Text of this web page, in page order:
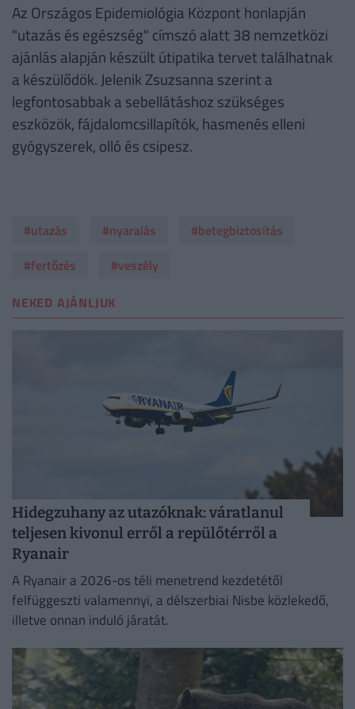
Az Országos Epidemiológia Központ honlapján
"utazás és egészség" címszó alatt 38 nemzetközi
ajánlás alapján készült útipatika tervet találhatnak
a készülődök. Jelenik Zsuzsanna szerint a
legfontosabbak a sebellátáshoz szükséges
eszközök, fájdalomcsillapítók, hasmenés elleni
gyógyszerek, olló és csipesz.
#utazás #nyaralás
#betegbiztosítás
#fertőzés
#veszély
NEKED AJÁNLJUK
Hidegzuhany az utazóknak: váratlanul
teljesen kivonul erről a repülőtérről a
Ryanair
A Ryanair a 2026-os téli menetrend kezdetétől
felfüggeszti valamennyi, a délszerbiai Nisbe közlekedő,
illetve onnan induló járatát.